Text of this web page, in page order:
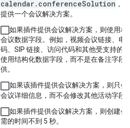
calendar.conferenceSolution ，
提供一个会议解决方案。
如果插件提供会议解决方案，则使用相
会议数据字段。例如，视频会议链接、电
码、SIP 链接、访问代码和其他受支持的
使用结构化数据字段，而不是在备注字段
供。
如果该插件提供会议解决方案，则只会
会议详细信息，而不会修改其他活动字段
如果插件提供会议解决方案，则创建会
需的时间不到 5 秒。